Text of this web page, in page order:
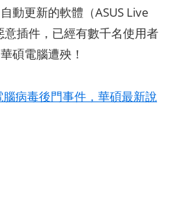
動更新的軟體（ASUS Live
插件，已經有數千名使用者
碩電腦遭殃！
病毒後門事件，華碩最新說